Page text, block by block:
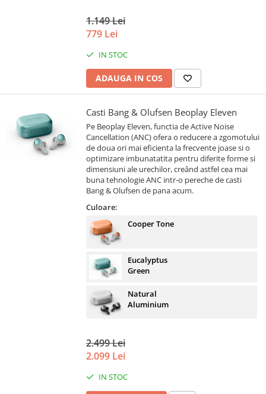
1.149 Lei
779 Lei
IN STOC
ADAUGA IN COS
Casti Bang & Olufsen Beoplay Eleven
Pe Beoplay Eleven, functia de Active Noise
Cancellation (ANC) ofera o reducere a zgomotului
de doua ori mai eficienta la frecvente joase si o
optimizare imbunatatita pentru diferite forme si
dimensiuni ale urechilor, creând astfel cea mai
buna tehnologie ANC intr-o pereche de casti
Bang & Olufsen de pana acum.
Culoare:
Cooper Tone
Eucalyptus
Green
Natural
Aluminium
2.499 Lei
2.099 Lei
IN STOC